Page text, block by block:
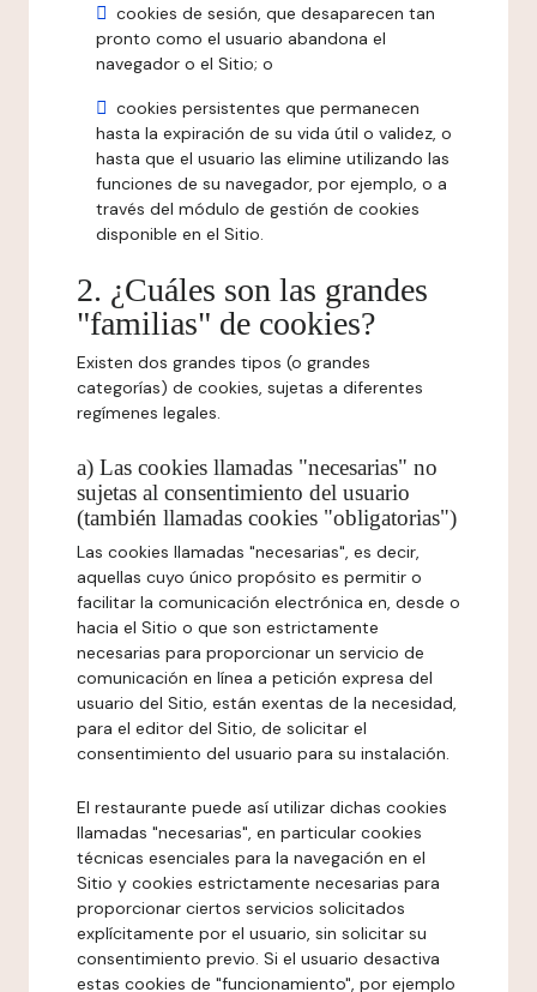
cookies de sesión, que desaparecen tan
pronto como el usuario abandona el
navegador o el Sitio; o
cookies persistentes que permanecen
hasta la expiración de su vida útil o validez, o
hasta que el usuario las elimine utilizando las
funciones de su navegador, por ejemplo, o a
través del módulo de gestión de cookies
disponible en el Sitio.
2. ¿Cuáles son las grandes
"familias" de cookies?
Existen dos grandes tipos (o grandes
categorías) de cookies, sujetas a diferentes
regímenes legales.
a) Las cookies llamadas "necesarias" no
sujetas al consentimiento del usuario
(también llamadas cookies "obligatorias")
Las cookies llamadas "necesarias", es decir,
aquellas cuyo único propósito es permitir o
facilitar la comunicación electrónica en, desde o
hacia el Sitio o que son estrictamente
necesarias para proporcionar un servicio de
comunicación en línea a petición expresa del
usuario del Sitio, están exentas de la necesidad,
para el editor del Sitio, de solicitar el
consentimiento del usuario para su instalación.
El restaurante puede así utilizar dichas cookies
llamadas "necesarias", en particular cookies
técnicas esenciales para la navegación en el
Sitio y cookies estrictamente necesarias para
proporcionar ciertos servicios solicitados
explícitamente por el usuario, sin solicitar su
consentimiento previo. Si el usuario desactiva
estas cookies de "funcionamiento", por ejemplo